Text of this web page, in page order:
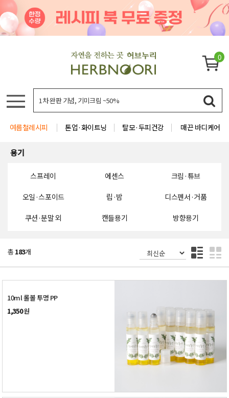
0
여름철레시피 톤업·화이트닝 탈모·두피건강 매끈 바디케어
용기
스프레이 에센스 크림·튜브
오일·스포이드 립·밤 디스펜서·거품
쿠션·분말 외 캔들용기 방향용기
총 183개
10ml 롤볼 투명 PP
1,350원